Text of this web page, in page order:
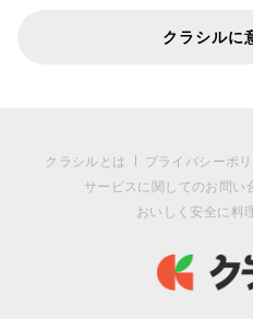
クラシルに
クラシルとは プライバシーポ
サービスに関してのお問い
おいしく安全に料